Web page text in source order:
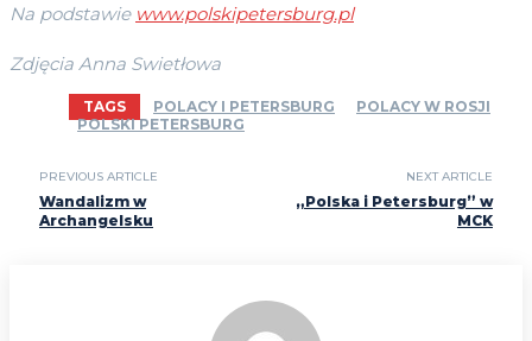
Na podstawie www.polskipetersburg.pl
Zdjęcia Anna Swietłowa
TAGS POLACY I PETERSBURG
POLACY W ROSJI
POLSKI PETERSBURG
PREVIOUS ARTICLE
Wandalizm w
Archangelsku
NEXT ARTICLE
„Polska i Petersburg” w
MCK